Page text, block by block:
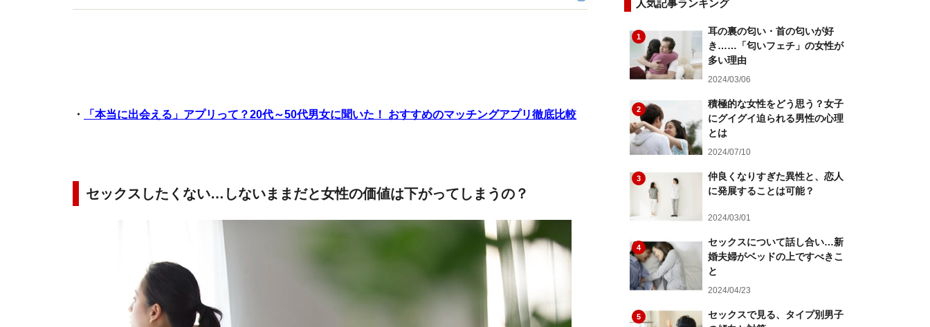
・ 「本当に出会える」アプリって？20代～50代男女に聞いた！ おすすめのマッチングアプリ徹底比較
セックスしたくない…しないままだと女性の価値は下がってしまうの？
人気記事ランキング
1
耳の裏の匂い・首の匂いが好
き……「匂いフェチ」の女性が
多い理由
2024/03/06
2
積極的な女性をどう思う？女子
にグイグイ迫られる男性の心理
とは
2024/07/10
3
仲良くなりすぎた異性と、恋人
に発展することは可能？
2024/03/01
4
セックスについて話し合い…新
婚夫婦がベッドの上ですべきこ
と
2024/04/23
5
セックスで見る、タイプ別男子